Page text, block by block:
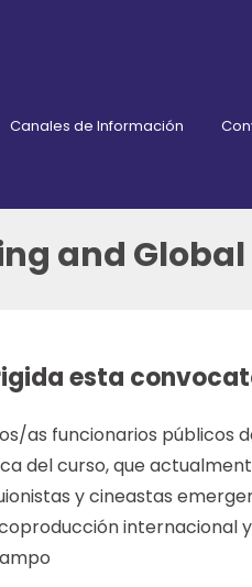
Canales de Información
and
esta
as funcionarios públicos
del curso, que
y cineastas
internacional